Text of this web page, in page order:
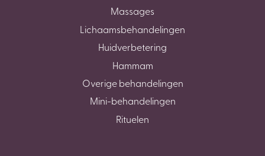
Massages
Lichaamsbehandelingen
Huidverbetering
Hammam
Overige behandelingen
Mini-behandelingen
Rituelen